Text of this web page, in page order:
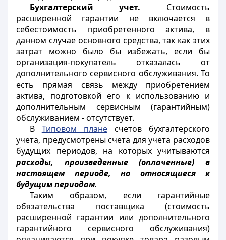
Бухгалтерский учет. Стоимость
расширенной гарантии не включается в
себестоимость приобретенного актива, в
данном случае основного средства, так как этих
затрат можно было бы избежать, если бы
организация-покупатель отказалась от
дополнительного сервисного обслуживания. То
есть прямая связь между приобретением
актива, подготовкой его к использованию и
дополнительным сервисным (гарантийным)
обслуживанием - отсутствует.
В Типовом планесчетов бухгалтерского
учета, предусмотрены счета для учета расходов
будущих периодов, на которых учитываются
расходы, произведенные (оплаченные) в
настоящем периоде, но относящиеся к
будущим периодам.
Таким образом, если гарантийные
обязательства поставщика (стоимость
расширенной гарантии или дополнительного
гарантийного сервисного обслуживания)